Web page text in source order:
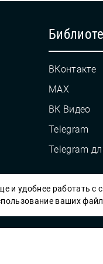
ВКонтакте
MAX
ВК Видео
Telegram
Telegram
гг.
и удобнее работать с
ваших